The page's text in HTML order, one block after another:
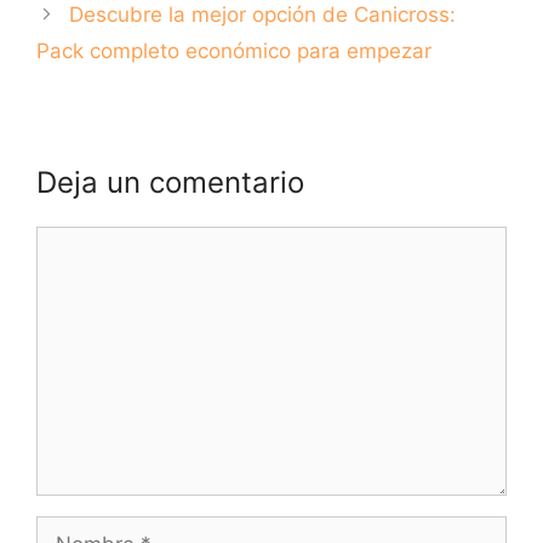
Descubre la mejor opción de Canicross:
Pack completo económico para empezar
Deja un comentario